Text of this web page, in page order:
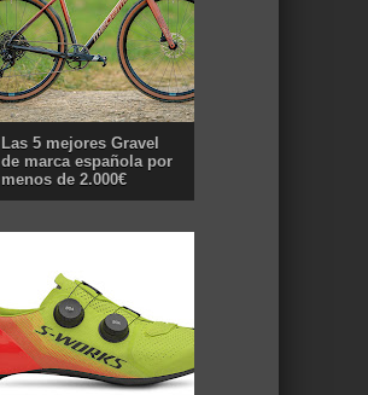
Las 5 mejores Gravel
de marca española por
menos de 2.000€